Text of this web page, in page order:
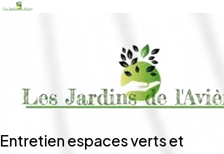
Entretien espaces verts et